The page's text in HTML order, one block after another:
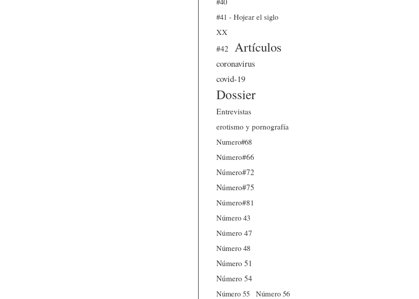
#41 - Hojear el siglo
XX
#42
Artículos
coronavirus
covid-19
Dossier
Entrevistas
erotismo y pornografía
Numero#68
Número#66
Número#72
Número#75
Número#81
Número 43
Número 47
Número 48
Número 51
Número 54
Número 55
Número 56